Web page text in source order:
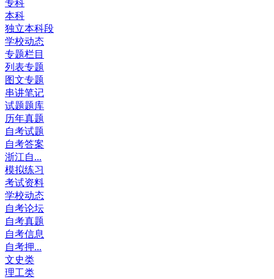
专科
本科
独立本科段
学校动态
专题栏目
列表专题
图文专题
串讲笔记
试题题库
历年真题
自考试题
自考答案
浙江自...
模拟练习
考试资料
学校动态
自考论坛
自考真题
自考信息
自考押...
文史类
理工类